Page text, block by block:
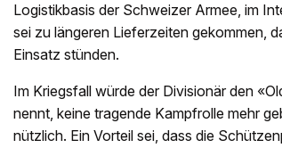
Logistikbasis der Schweizer Armee, im
sei zu längeren Lieferzeiten gekommen,
Einsatz stünden.
Im Kriegsfall würde der Divisionär den
nennt, keine tragende Kampfrolle mehr
nützlich. Ein Vorteil sei, dass die